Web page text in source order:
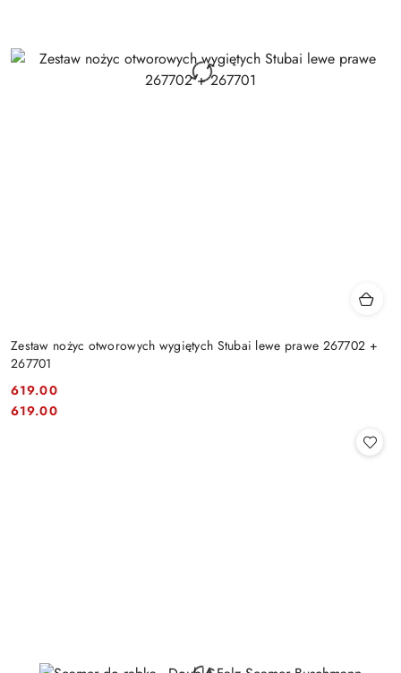
Zestaw nożyc otworowych wygiętych Stubai lewe prawe 267702 +
267701
Cena:
619.00
Cena:
619.00